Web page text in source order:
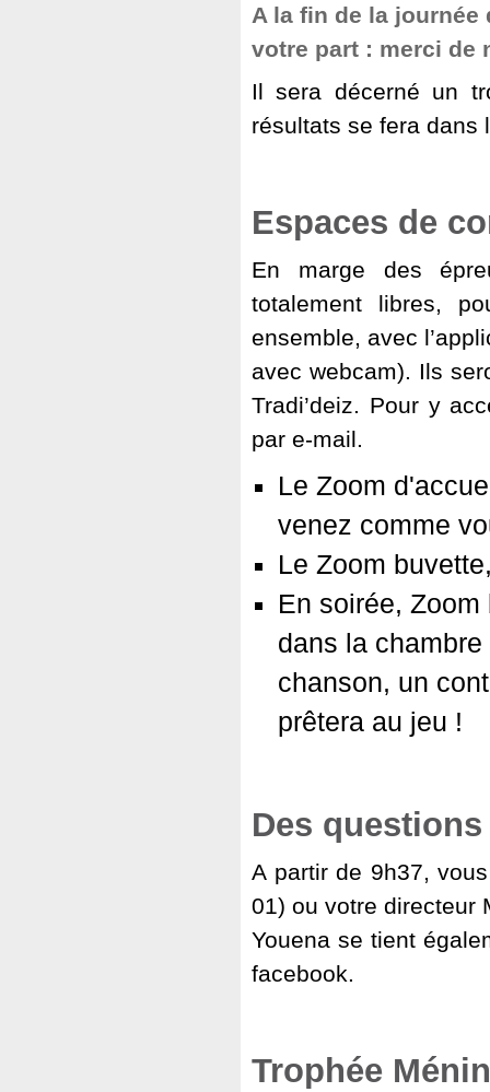
A la fin de la journée
votre part : merci de
Il sera décerné un
résultats se fera dans
Espaces de
En marge des
totalement libres,
ensemble, avec
avec webcam). Ils
Tradi’deiz. Pour y
par e-mail.
Le Zoom
venez comme
Le Zoom
En soirée, Zoom
dans la
chanson, un
prêtera au jeu !
Des
A partir de 9h37,
01) ou votre directeur
Youena se tient
facebook.
Trophée